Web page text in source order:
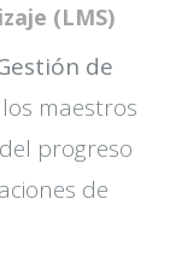
(LMS)
de
maestros
progreso
de